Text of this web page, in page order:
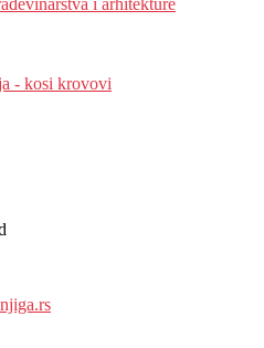
- kosi krovovi